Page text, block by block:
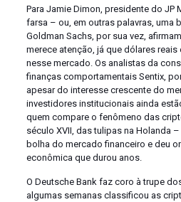
Para Jamie Dimon, presidente do JP
farsa – ou, em outras palavras, uma
Goldman Sachs, por sua vez,
merece atenção, já que dólares
nesse mercado. Os analistas da
finanças comportamentais Sentix,
apesar do interesse crescente do
investidores institucionais ainda
quem compare o fenômeno das
século XVII, das tulipas na Holanda
bolha do mercado financeiro e deu
econômica que durou anos.
O Deutsche Bank faz coro à trupe
algumas semanas classificou as